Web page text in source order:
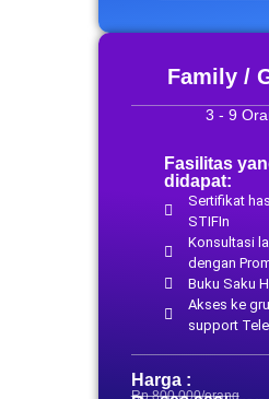
Family /
3 - 9
Fasilitas
didapat:
Sertifikat
STIFIn
Konsultasi
dengan
Buku Saku
Akses ke
support
Harga :
Rp 800.000/orang